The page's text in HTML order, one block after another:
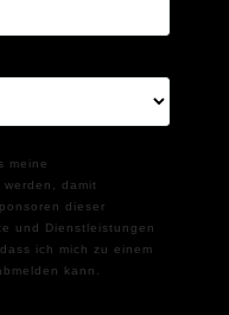
meine
damit
dieser
und Dienstleistungen
ich mich zu einem
kann.